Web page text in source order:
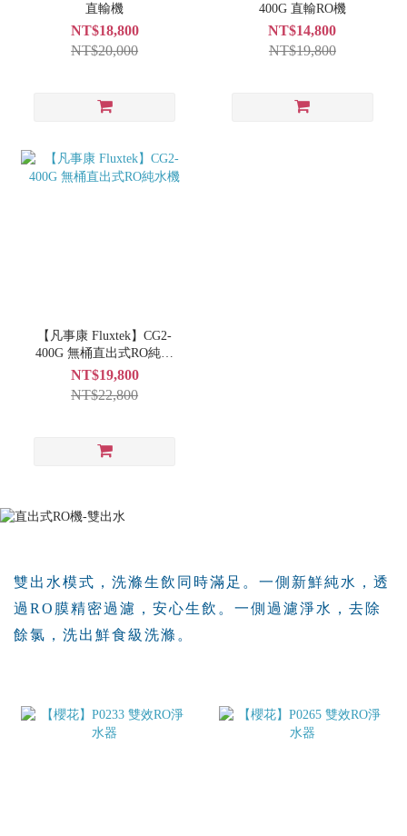
直輸機
NT$18,800
NT$20,000
400G 直輸RO機
NT$14,800
NT$19,800
【凡事康 Fluxtek】CG2-
400G 無桶直出式RO純水
機
NT$19,800
NT$22,800
雙出水模式，洗滌生飲同時滿足。 一側新鮮純水，透
過RO膜精密過濾，安心生飲。一側過濾淨水，去除
餘氯，洗出鮮食級洗滌 。